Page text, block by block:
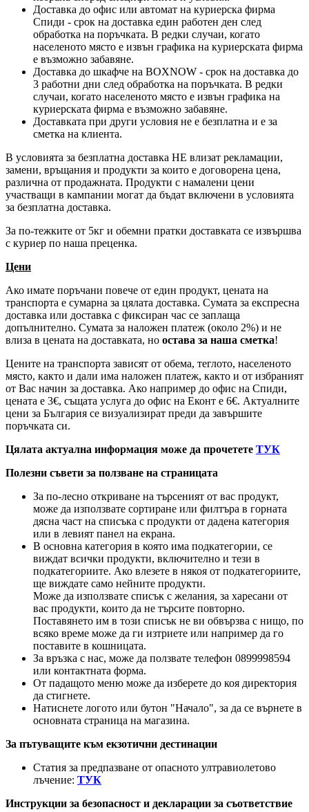
Доставка до офис или автомат на куриерска фирма
Спиди - срок на доставка един работен ден след
обработка на поръчката. В редки случаи, когато
населеното място е извън графика на куриерската фирма
е възможно забавяне.
Доставка до шкафче на BOXNOW - срок на доставка до
3 работни дни след обработка на поръчката. В редки
случаи, когато населеното място е извън графика на
куриерската фирма е възможно забавяне.
Доставката при други условия не е безплатна и е за
сметка на клиента.
В условията за безплатна доставка НЕ влизат рекламации,
замени, връщания и продукти за които е договорена цена,
различна от продажната. Продукти с намалени цени
участващи в кампании могат да бъдат включени в условията
за безплатна доставка.
За по-тежките от 5кг и обемни пратки доставката се извършва
с куриер по наша преценка.
Цени
Ако имате поръчани повече от един продукт, цената на
транспорта е сумарна за цялата доставка. Сумата за експресна
доставка или доставка с фиксиран час се заплаща
допълнително. Сумата за наложен платеж (около 2%) и не
влиза в цената на доставката, но остава за наша сметка!
Цените на транспорта зависят от обема, теглото, населеното
място, както и дали има наложен платеж, както и от избраният
от Вас начин за доставка. Ако например до офис на Спиди,
цената е 3€, същата услуга до офис на Еконт е 6€. Актуалните
цени за България се визуализират преди да завършите
поръчката си.
Цялата актуална информация може да прочетете ТУК
Полезни съвети за ползване на страницата
За по-лесно откриване на търсеният от вас продукт,
може да използвате сортиране или филтъра в горната
дясна част на списъка с продукти от дадена категория
или в левият панел на екрана.
В основна категория в която има подкатегории, се
виждат всички продукти, включително и тези в
подкатегориите. Ако влезете в някоя от подкатегориите,
ще виждате само нейните продукти.
Може да използвате списък с желания, за харесани от
вас продукти, които да не търсите повторно.
Поставянето им в този списък не ви обвързва с нищо, по
всяко време може да ги изтриете или например да го
поставите в кошницата.
За връзка с нас, може да ползвате телефон 0899998594
или контактната форма.
От падащото меню може да изберете до коя директория
да стигнете.
Натиснете логото или бутон "Начало", за да се върнете в
основната страница на магазина.
За пътуващите към екзотични дестинации
Статия за предпазване от опасното ултравиолетово
лъчение: ТУК
Инструкции за безопасност и декларации за съответствие